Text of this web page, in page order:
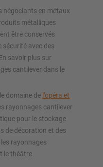
négociants en métaux
métalliques
être conservés
avec des
savoir plus sur
cantilever dans le
domaine de l’opéra et
rayonnages cantilever
pour le stockage
de décoration et des
rayonnages
le théâtre.